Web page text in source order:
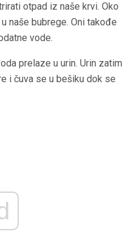
otpad iz naše krvi. Oko
naše bubrege. Oni takođe
vode.
prelaze u urin. Urin zatim
i čuva se u bešiku dok se